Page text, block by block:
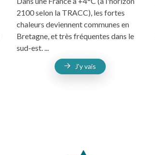
2100 selon la TRACC), les fortes
chaleurs deviennent communes en
Bretagne, et très fréquentes dans le
sud-est. ...
J'y vais